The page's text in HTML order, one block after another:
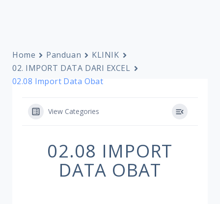
Home Panduan
KLINIK
02. IMPORT DATA DARI EXCEL
02.08 Import Data Obat
View Categories
02.08 IMPORT
DATA OBAT